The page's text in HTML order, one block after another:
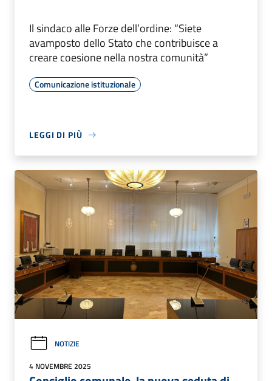
Il sindaco alle Forze dell’ordine: “Siete
avamposto dello Stato che contribuisce a
creare coesione nella nostra comunità”
Comunicazione istituzionale
LEGGI DI PIÙ
NOTIZIE
4 NOVEMBRE 2025